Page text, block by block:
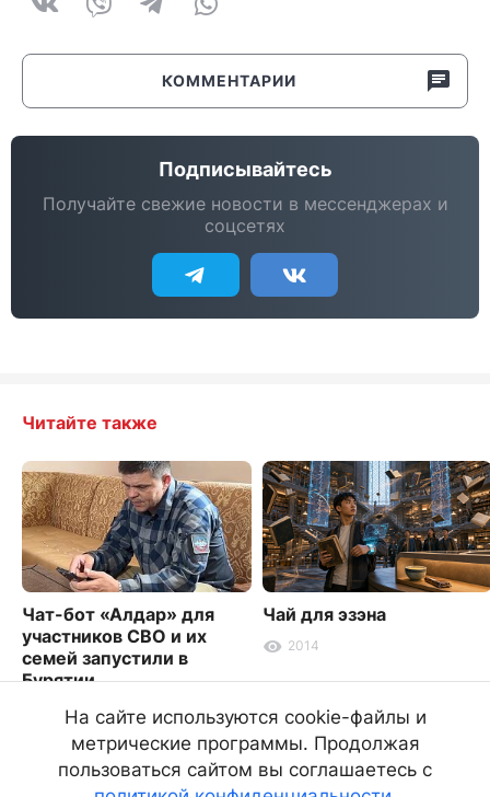
КОММЕНТАРИИ
Подписывайтесь
Получайте свежие новости в мессенджерах и
соцсетях
Читайте также
Чат-бот «Алдар» для
участников СВО и их
семей запустили в
Бурятии
7080
Чай для эзэна
2014
На сайте используются cookie-файлы и
метрические программы. Продолжая
пользоваться сайтом вы соглашаетесь с